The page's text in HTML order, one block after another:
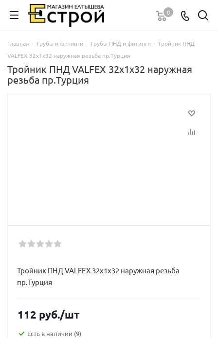
0
Главная - Трубы и фитинги - Трубы ПНД и фитинги - Тройник ПНД
VALFEX 32х1х32 наружная резьба пр.Турция
Тройник ПНД VALFEX 32х1х32 наружная
резьба пр.Турция
Тройник ПНД VALFEX 32х1х32 наружная резьба
пр.Турция
112 руб./шт
Есть в наличии (9)